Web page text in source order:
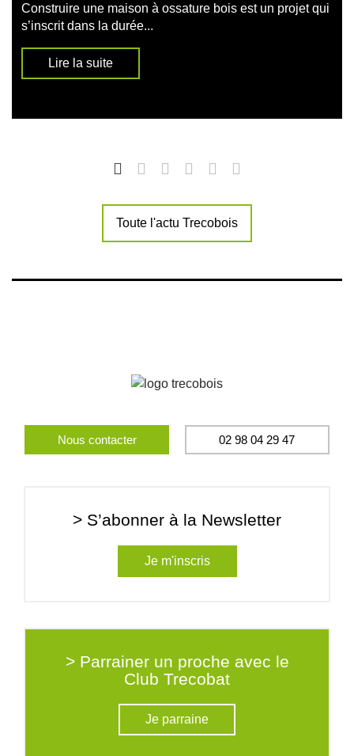
Construire une maison à ossature bois est un projet qui
s’inscrit dans la durée...
Lire la suite
Toute l'actu Trecobois
Nous contacter 02 98 04 29 47
> S’abonner à la Newsletter
Je m'inscris
> Parrainer un proche avec le
Club Trecobat
Je parraine